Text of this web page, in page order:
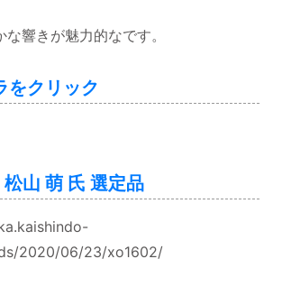
響きが魅力的なです。
をクリック
山 萌 氏 選定品
2020/06/23/xo1602/